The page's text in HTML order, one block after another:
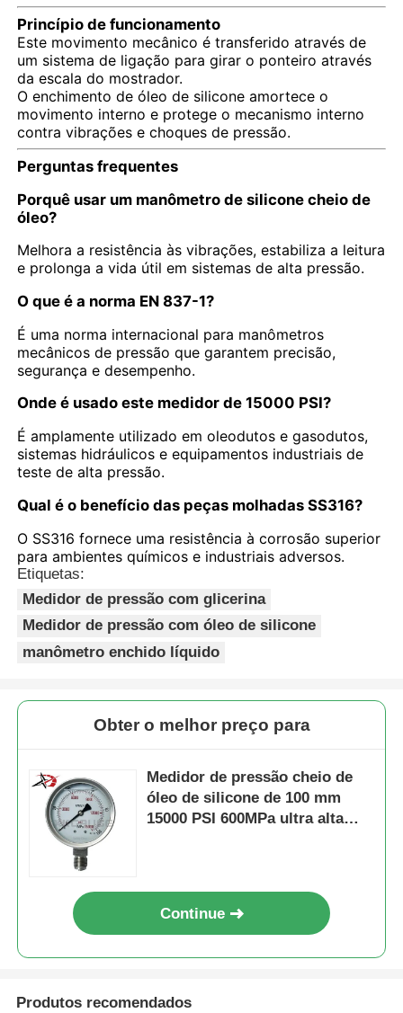
Princípio de funcionamento
Este movimento mecânico é transferido através de
um sistema de ligação para girar o ponteiro através
da escala do mostrador.
O enchimento de óleo de silicone amortece o
movimento interno e protege o mecanismo interno
contra vibrações e choques de pressão.
Perguntas frequentes
Porquê usar um manômetro de silicone cheio de
óleo?
Melhora a resistência às vibrações, estabiliza a leitura
e prolonga a vida útil em sistemas de alta pressão.
O que é a norma EN 837-1?
É uma norma internacional para manômetros
mecânicos de pressão que garantem precisão,
segurança e desempenho.
Onde é usado este medidor de 15000 PSI?
É amplamente utilizado em oleodutos e gasodutos,
sistemas hidráulicos e equipamentos industriais de
teste de alta pressão.
Qual é o benefício das peças molhadas SS316?
O SS316 fornece uma resistência à corrosão superior
para ambientes químicos e industriais adversos.
Etiquetas:
Medidor de pressão com glicerina
Medidor de pressão com óleo de silicone
manômetro enchido líquido
Obter o melhor preço para
Medidor de pressão cheio de
óleo de silicone de 100 mm
15000 PSI 600MPa ultra alta
Continue
Produtos recomendados